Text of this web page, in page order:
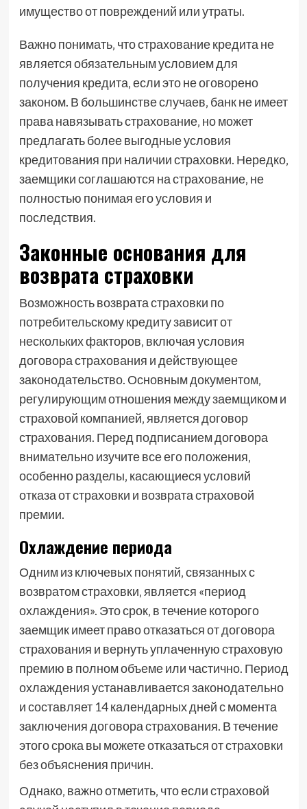
имущество от повреждений или утраты.
Важно понимать‚ что страхование кредита не
является обязательным условием для
получения кредита‚ если это не оговорено
законом. В большинстве случаев‚ банк не имеет
права навязывать страхование‚ но может
предлагать более выгодные условия
кредитования при наличии страховки. Нередко‚
заемщики соглашаются на страхование‚ не
полностью понимая его условия и
последствия.
Законные основания для
возврата страховки
Возможность возврата страховки по
потребительскому кредиту зависит от
нескольких факторов‚ включая условия
договора страхования и действующее
законодательство. Основным документом‚
регулирующим отношения между заемщиком и
страховой компанией‚ является договор
страхования. Перед подписанием договора
внимательно изучите все его положения‚
особенно разделы‚ касающиеся условий
отказа от страховки и возврата страховой
премии.
Охлаждение периода
Одним из ключевых понятий‚ связанных с
возвратом страховки‚ является «период
охлаждения». Это срок‚ в течение которого
заемщик имеет право отказаться от договора
страхования и вернуть уплаченную страховую
премию в полном объеме или частично. Период
охлаждения устанавливается законодательно
и составляет 14 календарных дней с момента
заключения договора страхования. В течение
этого срока вы можете отказаться от страховки
без объяснения причин.
Однако‚ важно отметить‚ что если страховой